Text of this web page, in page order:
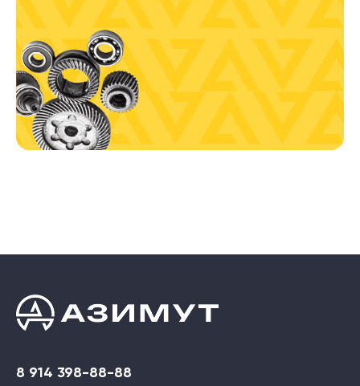
8 914 398-88-88